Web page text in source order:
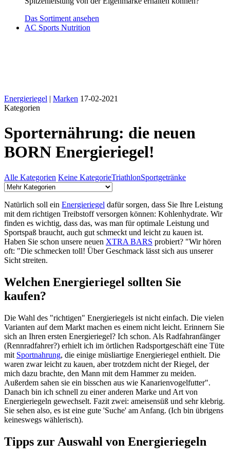
Das Sortiment ansehen
AC Sports Nutrition
Energieriegel | Marken 17-02-2021
Kategorien
Sporternährung: die neuen
BORN Energieriegel!
Alle Kategorien Keine KategorieTriathlonSportgetränke
Natürlich soll ein Energieriegel dafür sorgen, dass Sie Ihre Leistung
mit dem richtigen Treibstoff versorgen können: Kohlenhydrate. Wir
finden es wichtig, dass das, was man für optimale Leistung und
Sportspaß braucht, auch gut schmeckt und leicht zu kauen ist.
Haben Sie schon unsere neuen XTRA BARS probiert? "Wir hören
oft: "Die schmecken toll! Über Geschmack lässt sich aus unserer
Sicht streiten.
Welchen Energieriegel sollten Sie
kaufen?
Die Wahl des "richtigen" Energieriegels ist nicht einfach. Die vielen
Varianten auf dem Markt machen es einem nicht leicht. Erinnern Sie
sich an Ihren ersten Energieriegel? Ich schon. Als Radfahranfänger
(Rennradfahrer?) erhielt ich im örtlichen Radsportgeschäft eine Tüte
mit Sportnahrung, die einige müsliartige Energieriegel enthielt. Die
waren zwar leicht zu kauen, aber trotzdem nicht der Riegel, der
mich dazu brachte, den Mann mit dem Hammer zu meiden.
Außerdem sahen sie ein bisschen aus wie Kanarienvogelfutter".
Danach bin ich schnell zu einer anderen Marke und Art von
Energieriegeln gewechselt. Fazit zwei: ameisensüß und sehr klebrig.
Sie sehen also, es ist eine gute 'Suche' am Anfang. (Ich bin übrigens
keineswegs wählerisch).
Tipps zur Auswahl von Energieriegeln